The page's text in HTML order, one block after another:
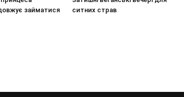
займатися
ситних страв